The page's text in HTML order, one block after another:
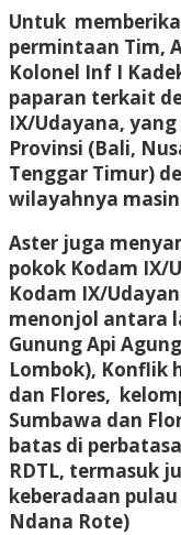
Untuk
permintaan Tim,
Kolonel Inf I
paparan terkait
IX/Udayana,
Provinsi (Bali,
Tenggar Timur)
wilayahnya
Aster juga
pokok Kodam IX/
Kodam IX/
menonjol antara
Gunung Api
Lombok), Konflik
dan Flores,
Sumbawa dan
batas di
RDTL, termasuk
keberadaan
Ndana Rote)